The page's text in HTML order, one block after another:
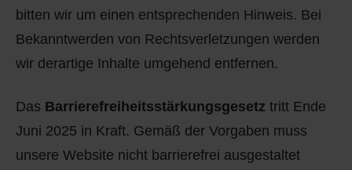
bitten wir um einen entsprechenden Hinweis. Bei
Bekanntwerden von Rechtsverletzungen werden
wir derartige Inhalte umgehend entfernen.
Das Barrierefreiheitsstärkungsgesetz tritt Ende
Juni 2025 in Kraft. Gemäß der Vorgaben muss
unsere Website nicht barrierefrei ausgestaltet